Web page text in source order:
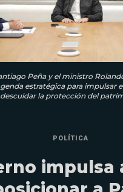
Peña y el ministro
estratégica para impulsar
la protección del
POLÍTICA
impulsa